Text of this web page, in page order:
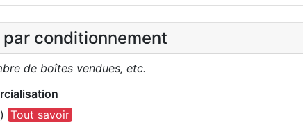
conditionnement
de boîtes vendues, etc.
Tout savoir